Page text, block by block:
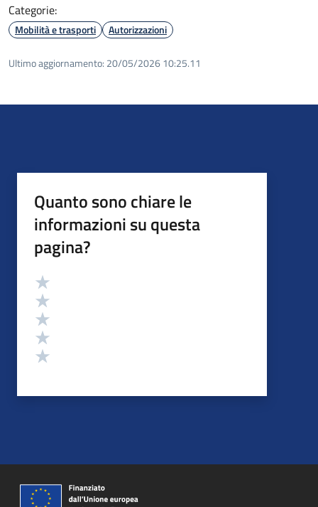
Categorie:
Mobilità e trasporti Autorizzazioni
Ultimo aggiornamento: 20/05/2026 10:25.11
Quanto sono chiare le
informazioni su questa
pagina?
Valutazione